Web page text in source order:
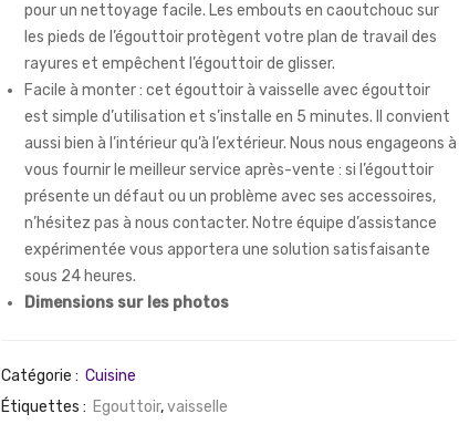
pour un nettoyage facile. Les embouts en caoutchouc sur
les pieds de l’égouttoir protègent votre plan de travail des
rayures et empêchent l’égouttoir de glisser.
Facile à monter : cet égouttoir à vaisselle avec égouttoir
est simple d’utilisation et s’installe en 5 minutes. Il convient
aussi bien à l’intérieur qu’à l’extérieur. Nous nous engageons à
vous fournir le meilleur service après-vente : si l’égouttoir
présente un défaut ou un problème avec ses accessoires,
n’hésitez pas à nous contacter. Notre équipe d’assistance
expérimentée vous apportera une solution satisfaisante
sous 24 heures.
Dimensions sur les photos
Catégorie : Cuisine
Étiquettes : Egouttoir,vaisselle